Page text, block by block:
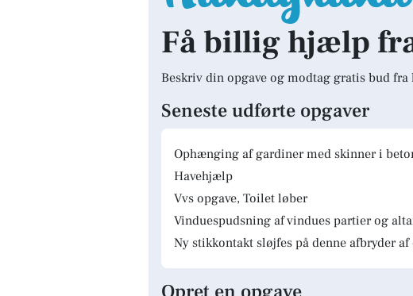
Få billig hjælp
Beskriv din opgave og modtag gratis bud
Seneste udførte opgaver
Ophænging af gardiner med skinner i
Havehjælp
Vvs opgave, Toilet løber
Vinduespudsning af vindues partier og
Ny stikkontakt sløjfes på denne afbryder